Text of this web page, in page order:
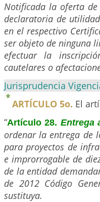
Notificada la oferta
declaratoria de
en el respectivo
ser objeto de ninguna
efectuar la
cautelares o
Jurisprudencia
ARTÍCULO 5o. El
“Artículo 28. Entrega
ordenar la entrega de
para proyectos de
e improrrogable de
de la entidad
de 2012 Código
sustituya.